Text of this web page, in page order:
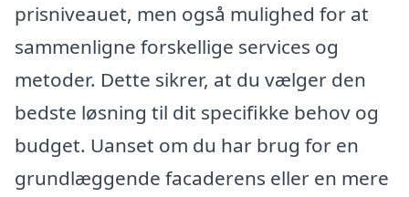
prisniveauet, men også mulighed for at
sammenligne forskellige services og
metoder. Dette sikrer, at du vælger den
bedste løsning til dit specifikke behov og
budget. Uanset om du har brug for en
grundlæggende facaderens eller en mere